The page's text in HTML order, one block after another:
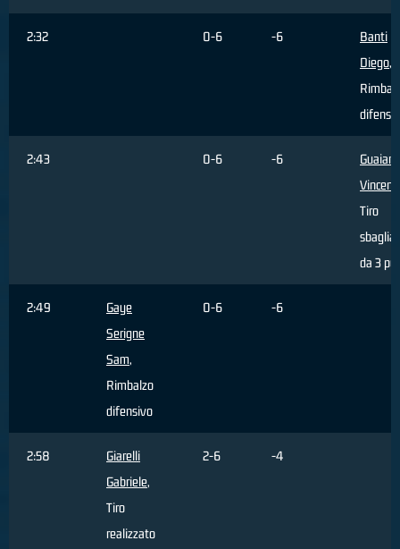
2:32 0-6 -6
Banti
Diego,
2:43 0-6 -6
Guaiana
Tiro
da 3
2:49
Gaye
Serigne
Sam,
Rimbalzo
difensivo
0-6 -6
2:58
Giarelli
Gabriele,
Tiro
realizzato
2-6 -4